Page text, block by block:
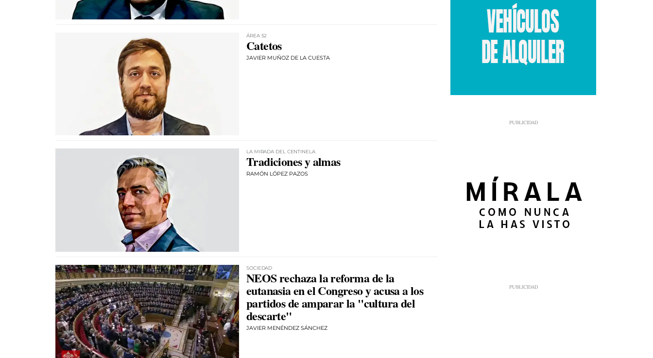
ÁREA 52
Catetos
JAVIER MUÑOZ DE LA CUESTA
LA MIRADA DEL CENTINELA
Tradiciones y almas
RAMÓN LÓPEZ PAZOS
SOCIEDAD
NEOS rechaza la reforma de la
eutanasia en el Congreso y acusa a los
partidos de amparar la "cultura del
descarte"
JAVIER MENÉNDEZ SÁNCHEZ